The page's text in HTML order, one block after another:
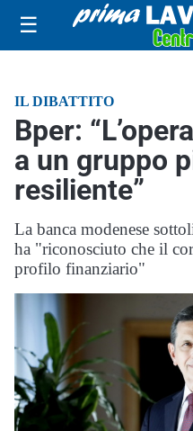
☰
IL DIBATTITO
Bper:
a un gruppo
resiliente”
La banca modenese
ha "riconosciuto che il
profilo finanziario"